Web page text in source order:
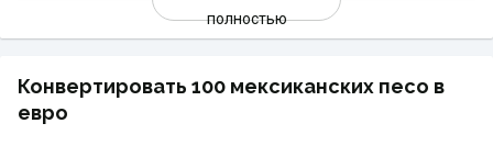
полностью
Конвертировать 100 мексиканских песо в
евро